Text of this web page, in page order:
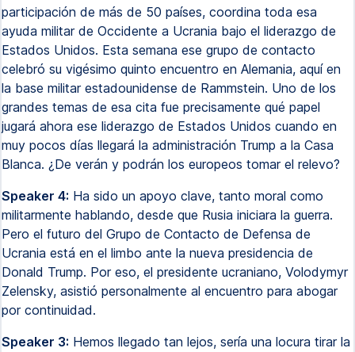
participación de más de 50 países, coordina toda esa
ayuda militar de Occidente a Ucrania bajo el liderazgo de
Estados Unidos. Esta semana ese grupo de contacto
celebró su vigésimo quinto encuentro en Alemania, aquí en
la base militar estadounidense de Rammstein. Uno de los
grandes temas de esa cita fue precisamente qué papel
jugará ahora ese liderazgo de Estados Unidos cuando en
muy pocos días llegará la administración Trump a la Casa
Blanca. ¿De verán y podrán los europeos tomar el relevo?
Speaker 4: Ha sido un apoyo clave, tanto moral como
militarmente hablando, desde que Rusia iniciara la guerra.
Pero el futuro del Grupo de Contacto de Defensa de
Ucrania está en el limbo ante la nueva presidencia de
Donald Trump. Por eso, el presidente ucraniano, Volodymyr
Zelensky, asistió personalmente al encuentro para abogar
por continuidad.
Speaker 3: Hemos llegado tan lejos, sería una locura tirar la